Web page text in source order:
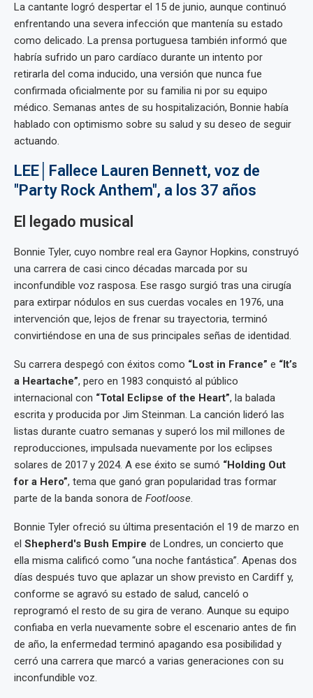
La cantante logró despertar el 15 de junio, aunque continuó
enfrentando una severa infección que mantenía su estado
como delicado. La prensa portuguesa también informó que
habría sufrido un paro cardíaco durante un intento por
retirarla del coma inducido, una versión que nunca fue
confirmada oficialmente por su familia ni por su equipo
médico. Semanas antes de su hospitalización, Bonnie había
hablado con optimismo sobre su salud y su deseo de seguir
actuando.
LEE│Fallece Lauren Bennett, voz de
"Party Rock Anthem", a los 37 años
El legado musical
Bonnie Tyler, cuyo nombre real era Gaynor Hopkins, construyó
una carrera de casi cinco décadas marcada por su
inconfundible voz rasposa. Ese rasgo surgió tras una cirugía
para extirpar nódulos en sus cuerdas vocales en 1976, una
intervención que, lejos de frenar su trayectoria, terminó
convirtiéndose en una de sus principales señas de identidad.
Su carrera despegó con éxitos como “Lost in France” e “It’s
a Heartache”, pero en 1983 conquistó al público
internacional con “Total Eclipse of the Heart”, la balada
escrita y producida por Jim Steinman. La canción lideró las
listas durante cuatro semanas y superó los mil millones de
reproducciones, impulsada nuevamente por los eclipses
solares de 2017 y 2024. A ese éxito se sumó “Holding Out
for a Hero”, tema que ganó gran popularidad tras formar
parte de la banda sonora de Footloose.
Bonnie Tyler ofreció su última presentación el 19 de marzo en
el Shepherd's Bush Empire de Londres, un concierto que
ella misma calificó como “una noche fantástica”. Apenas dos
días después tuvo que aplazar un show previsto en Cardiff y,
conforme se agravó su estado de salud, canceló o
reprogramó el resto de su gira de verano. Aunque su equipo
confiaba en verla nuevamente sobre el escenario antes de fin
de año, la enfermedad terminó apagando esa posibilidad y
cerró una carrera que marcó a varias generaciones con su
inconfundible voz.